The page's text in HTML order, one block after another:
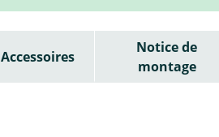
Accessoires
Notice de
montage